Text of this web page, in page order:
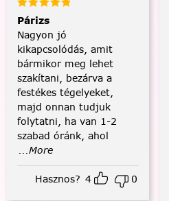
Párizs
Nagyon jó
kikapcsolódás, amit
bármikor meg lehet
szakítani, bezárva a
festékes tégelyeket,
majd onnan tudjuk
folytatni, ha van 1-2
szabad óránk, ahol
...More
Hasznos? 4 0